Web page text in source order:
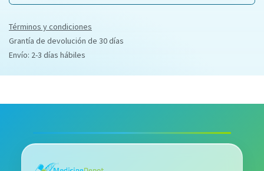
Términos y condiciones
Grantía de devolución de 30 días
Envío: 2-3 días hábiles